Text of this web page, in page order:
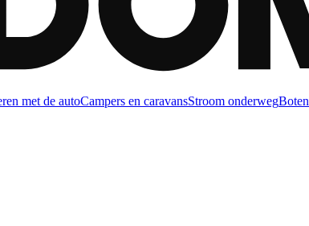
met de autoCampers en caravansStroom onderwegBoten